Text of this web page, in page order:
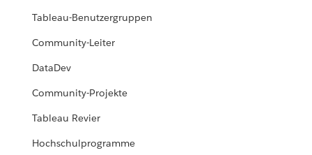
Tableau-Benutzergruppen
Community-Leiter
DataDev
Community-Projekte
Tableau Revier
Hochschulprogramme